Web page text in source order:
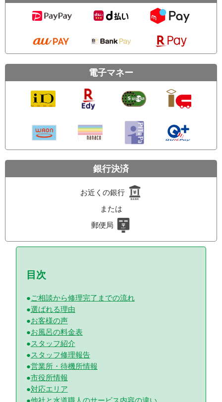
電子マネー
銀行決済
お近くの銀行
または
郵便局
目次
ご相談から修理完了までの流れ
選ばれる理由
お客様の声
お風呂の料金表
スタッフ紹介
スタッフ修理報告
営業所・待機所情報
市役所情報
対応エリア